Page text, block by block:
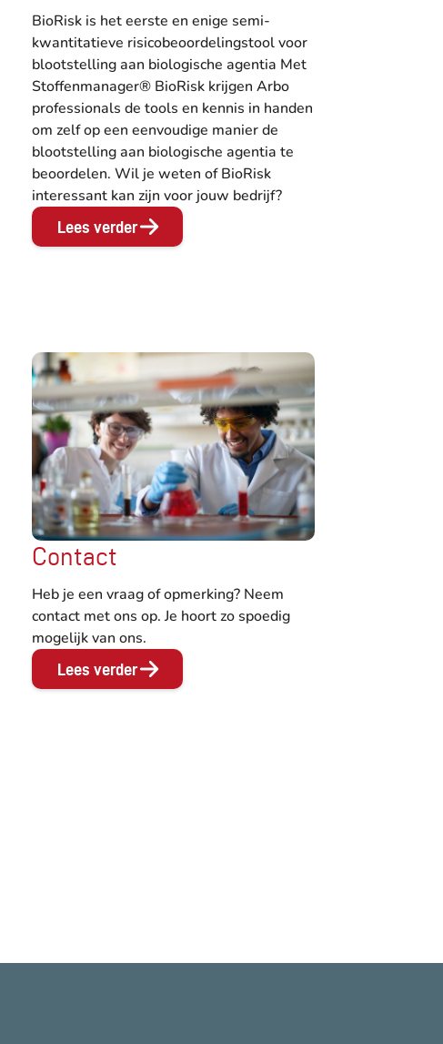
BioRisk is het eerste en enige semi-
kwantitatieve risicobeoordelingstool voor
blootstelling aan biologische agentia Met
Stoffenmanager® BioRisk krijgen Arbo
professionals de tools en kennis in handen
om zelf op een eenvoudige manier de
blootstelling aan biologische agentia te
beoordelen. Wil je weten of BioRisk
interessant kan zijn voor jouw bedrijf?
Lees verder
Contact
Heb je een vraag of opmerking? Neem
contact met ons op. Je hoort zo spoedig
mogelijk van ons.
Lees verder